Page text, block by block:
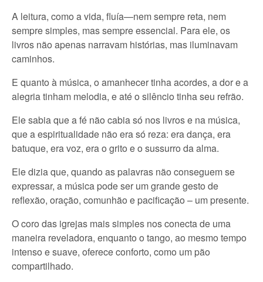
A leitura, como a vida, fluía—nem sempre reta, nem
sempre simples, mas sempre essencial. Para ele, os
livros não apenas narravam histórias, mas iluminavam
caminhos.
E quanto à música, o amanhecer tinha acordes, a dor e a
alegria tinham melodia, e até o silêncio tinha seu refrão.
Ele sabia que a fé não cabia só nos livros e na música,
que a espiritualidade não era só reza: era dança, era
batuque, era voz, era o grito e o sussurro da alma.
Ele dizia que, quando as palavras não conseguem se
expressar, a música pode ser um grande gesto de
reflexão, oração, comunhão e pacificação – um presente.
O coro das igrejas mais simples nos conecta de uma
maneira reveladora, enquanto o tango, ao mesmo tempo
intenso e suave, oferece conforto, como um pão
compartilhado.